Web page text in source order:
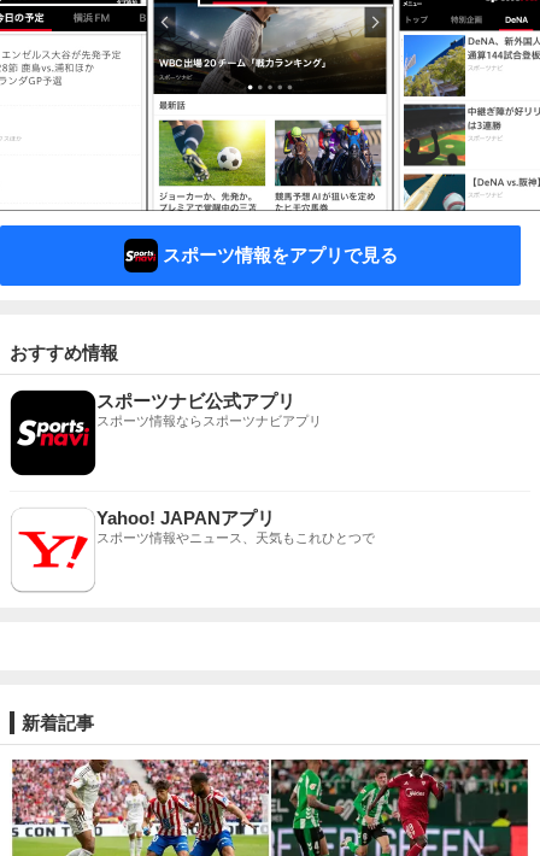
スポーツ情報をアプリで見る
おすすめ情報
スポーツナビ公式アプリ
スポーツ情報ならスポーツナビアプリ
Yahoo! JAPANアプリ
スポーツ情報やニュース、天気もこれひとつで
新着記事